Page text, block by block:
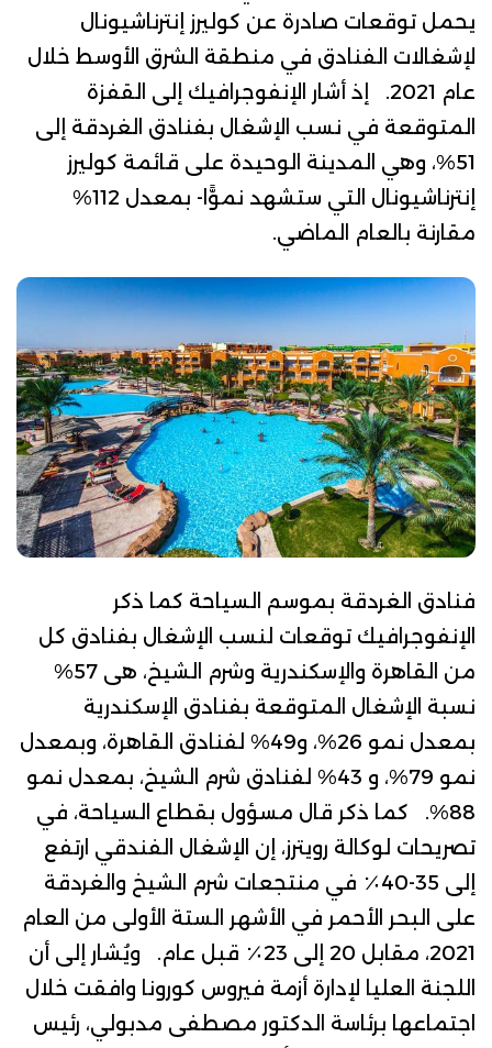
يحمل توقعات صادرة عن كوليرز إنترناشيونال
لإشغالات الفنادق في منطقة الشرق الأوسط خلال
عام 2021. إذ أشار الإنفوجرافيك إلى القفزة
المتوقعة في نسب الإشغال بفنادق الغردقة إلى
51%، وهي المدينة الوحيدة على قائمة كوليرز
إنترناشيونال التي ستشهد نموًّا- بمعدل 112%
مقارنة بالعام الماضي.
فنادق الغردقة بموسم السياحة كما ذكر
الإنفوجرافيك توقعات لنسب الإشغال بفنادق كل
من القاهرة والإسكندرية وشرم الشيخ، هى 57%
نسبة الإشغال المتوقعة بفنادق الإسكندرية
بمعدل نمو 26%، و49% لفنادق القاهرة، وبمعدل
نمو 79%، و 43% لفنادق شرم الشيخ، بمعدل نمو
88%. كما ذكر قال
مسؤول بقطاع السياحة، في
تصريحات لوكالة رويترز، إن الإشغال الفندقي ارتفع
إلى 35-40٪ في منتجعات شرم الشيخ والغردقة
على البحر الأحمر في الأشهر الستة الأولى من العام
2021، مقابل 20 إلى 23٪ قبل عام. ويُشار إلى أن
اللجنة العليا لإدارة أزمة فيروس كورونا وافقت خلال
اجتماعها برئاسة الدكتور مصطفى مدبولي، رئيس